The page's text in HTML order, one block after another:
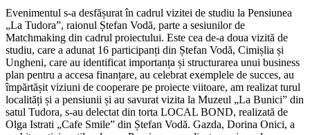
Evenimentul s-a desfășurat în cadrul vizitei de studiu la Pensiunea
„La Tudora”, raionul Ștefan Vodă, parte a sesiunilor de
Matchmaking din cadrul proiectului. Este cea de-a doua vizită de
studiu, care a adunat 16 participanți din Ștefan Vodă, Cimișlia și
Ungheni, care au identificat importanța și structurarea unui business
plan pentru a accesa finanțare, au celebrat exemplele de succes, au
împărtășit viziuni de cooperare pe proiecte viitoare, am realizat turul
localități și a pensiunii și au savurat vizita la Muzeul „La Bunici” din
satul Tudora, s-au delectat din torta LOCAL BOND, realizată de
Olga Istrati „Cafe Smile” din Ștefan Vodă. Gazda, Dorina Onici, a